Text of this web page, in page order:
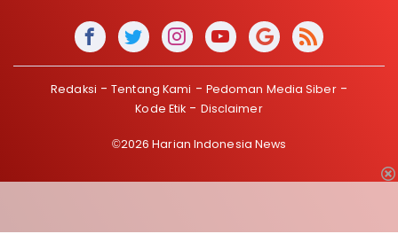
Redaksi Tentang Kami
Pedoman Media Siber
Kode Etik
Disclaimer
©2026 Harian Indonesia News